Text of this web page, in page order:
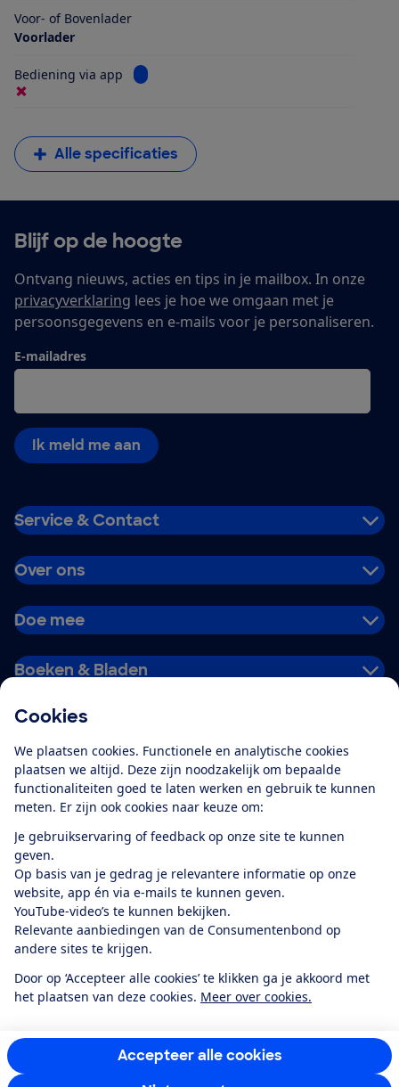
Cookies
We plaatsen cookies. Functionele en analytische cookies
plaatsen we altijd. Deze zijn noodzakelijk om bepaalde
functionaliteiten goed te laten werken en gebruik te kunnen
meten. Er zijn ook cookies naar keuze om:
Je gebruikservaring of feedback op onze site te kunnen
geven.
Op basis van je gedrag je relevantere informatie op onze
website, app én via e-mails te kunnen geven.
YouTube-video’s te kunnen bekijken.
Relevante aanbiedingen van de Consumentenbond op
andere sites te krijgen.
Door op ‘Accepteer alle cookies’ te klikken ga je akkoord met
het plaatsen van deze cookies. Meer over cookies.
Accepteer alle cookies
Voor- of Bovenlader
Voorlader
Bediening via app Bekijk informatie voor Bediening via app
Alle specificaties
Blijf op de hoogte
Ontvang nieuws, acties en tips in je mailbox. In onze
privacyverklaring lees je hoe we omgaan met je
persoonsgegevens en e-mails voor je personaliseren.
E-mailadres
Ik meld me aan
Service & Contact
Over ons
Doe mee
Boeken & Bladen
Alles over de
app
Algemene Voorwaarden
Privacyverklaring
Cookiebeleid
Privacyvoorkeuren
Toegankelijkheid
RSS-feed nieuws
Facebook
TwitterInstagram
YoutubeLinkedIn
12.901consumentenbeoordelen de Consumentenbondmet gemiddeld